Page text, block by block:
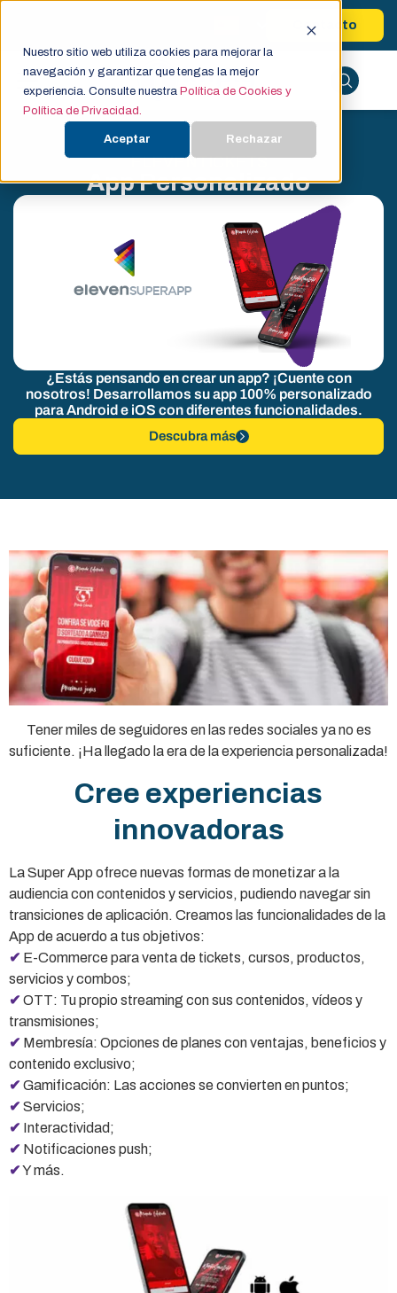
Nuestro sitio web utiliza cookies para mejorar la
navegación y garantizar que tengas la mejor
experiencia. Consulte nuestra Política de Cookies y
Política de Privacidad.
Aceptar Rechazar
Contacto
ELEVENTICKETS
App Personalizado
¿Estás pensando en crear un app? ¡Cuente con
nosotros! Desarrollamos su app 100% personalizado
para Android e iOS con diferentes funcionalidades.
Descubra más
Tener miles de seguidores en las redes sociales ya no es
suficiente. ¡Ha llegado la era de la experiencia personalizada!
Cree experiencias
innovadoras
La Super App ofrece nuevas formas de monetizar a la
audiencia con contenidos y servicios, pudiendo navegar sin
transiciones de aplicación. Creamos las funcionalidades de la
App de acuerdo a tus objetivos:
✔ E-Commerce para venta de tickets, cursos, productos,
servicios y combos;
✔ OTT: Tu propio streaming con sus contenidos, vídeos y
transmisiones;
✔ Membresía: Opciones de planes con ventajas, beneficios y
contenido exclusivo;
✔ Gamificación: Las acciones se convierten en puntos;
✔ Servicios;
✔ Interactividad;
✔ Notificaciones push;
✔Y más.